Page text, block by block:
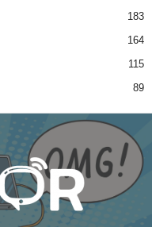
183
164
115
89